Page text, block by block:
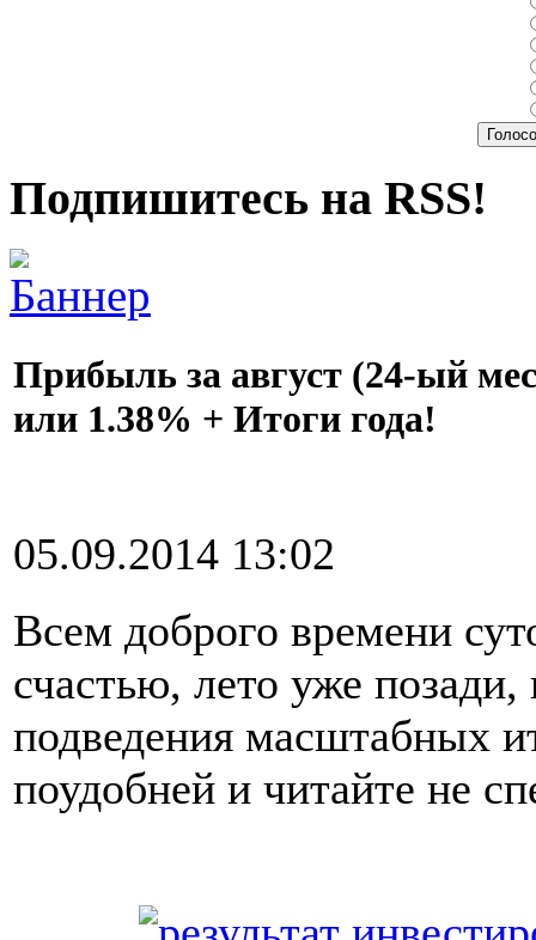
Подпишитесь на RSS!
Прибыль за август (24-ый
или 1.38% + Итоги года!
05.09.2014 13:02
Всем доброго времени
счастью, лето уже
подведения масштабных
поудобней и читайте не